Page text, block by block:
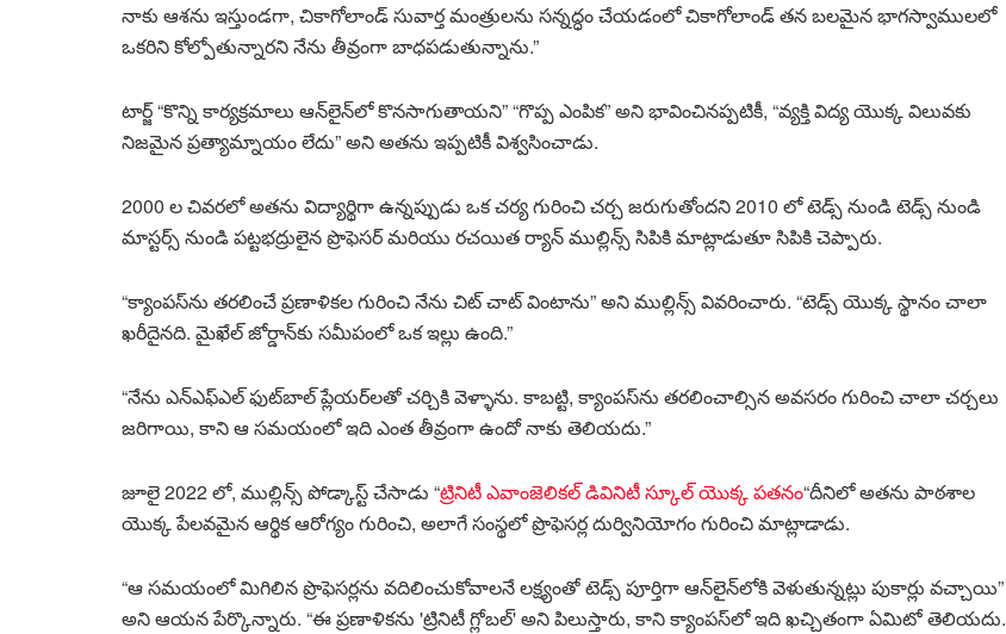
నాకు ఆశను ఇస్తుండగా, చికాగోలాండ్ సువార్త మంత్రులను సన్నద్ధం చేయడంలో చికాగోలాండ్ తన బలమైన భాగస్వాములలో
ఒకరిని కోల్పోతున్నారని నేను తీవ్రంగా బాధపడుతున్నాను.”
టార్జ్ “కొన్ని కార్యక్రమాలు ఆన్‌లైన్‌లో కొనసాగుతాయని” “గొప్ప ఎంపిక” అని భావించినప్పటికీ, “వ్యక్తి విద్య యొక్క విలువకు
నిజమైన ప్రత్యామ్నాయం లేదు” అని అతను ఇప్పటికీ విశ్వసించాడు.
2000 ల చివరలో అతను విద్యార్థిగా ఉన్నప్పుడు ఒక చర్య గురించి చర్చ జరుగుతోందని 2010 లో టెడ్స్ నుండి టెడ్స్ నుండి
మాస్టర్స్ నుండి పట్టభద్రులైన ప్రొఫెసర్ మరియు రచయిత ర్యాన్ ముల్లిన్స్ సిపికి మాట్లాడుతూ సిపికి చెప్పారు.
“క్యాంపస్‌ను తరలించే ప్రణాళికల గురించి నేను చిట్ చాట్ వింటాను” అని ముల్లిన్స్ వివరించారు. “టెడ్స్ యొక్క స్థానం చాలా
ఖరీదైనది. మైఖేల్ జోర్డాన్‌కు సమీపంలో ఒక ఇల్లు ఉంది.”
“నేను ఎన్ఎఫ్ఎల్ ఫుట్‌బాల్ ప్లేయర్‌లతో చర్చికి వెళ్ళాను. కాబట్టి, క్యాంపస్‌ను తరలించాల్సిన అవసరం గురించి చాలా చర్చలు
జరిగాయి, కాని ఆ సమయంలో ఇది ఎంత తీవ్రంగా ఉందో నాకు తెలియదు.”
జూలై 2022 లో, ముల్లిన్స్ పోడ్కాస్ట్ చేసాడు “ట్రినిటీ ఎవాంజెలికల్ డివినిటీ స్కూల్ యొక్క పతనం“దీనిలో అతను పాఠశాల
యొక్క పేలవమైన ఆర్థిక ఆరోగ్యం గురించి, అలాగే సంస్థలో ప్రొఫెసర్ల దుర్వినియోగం గురించి మాట్లాడాడు.
“ఆ సమయంలో మిగిలిన ప్రొఫెసర్లను వదిలించుకోవాలనే లక్ష్యంతో టెడ్స్ పూర్తిగా ఆన్‌లైన్‌లోకి వెళుతున్నట్లు పుకార్లు వచ్చాయి”
అని ఆయన పేర్కొన్నారు. “ఈ ప్రణాళికను 'ట్రినిటీ గ్లోబల్' అని పిలుస్తారు, కాని క్యాంపస్‌లో ఇది ఖచ్చితంగా ఏమిటో తెలియదు.